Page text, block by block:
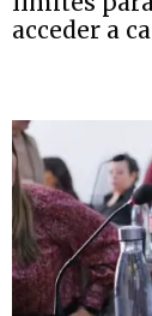
acceder a